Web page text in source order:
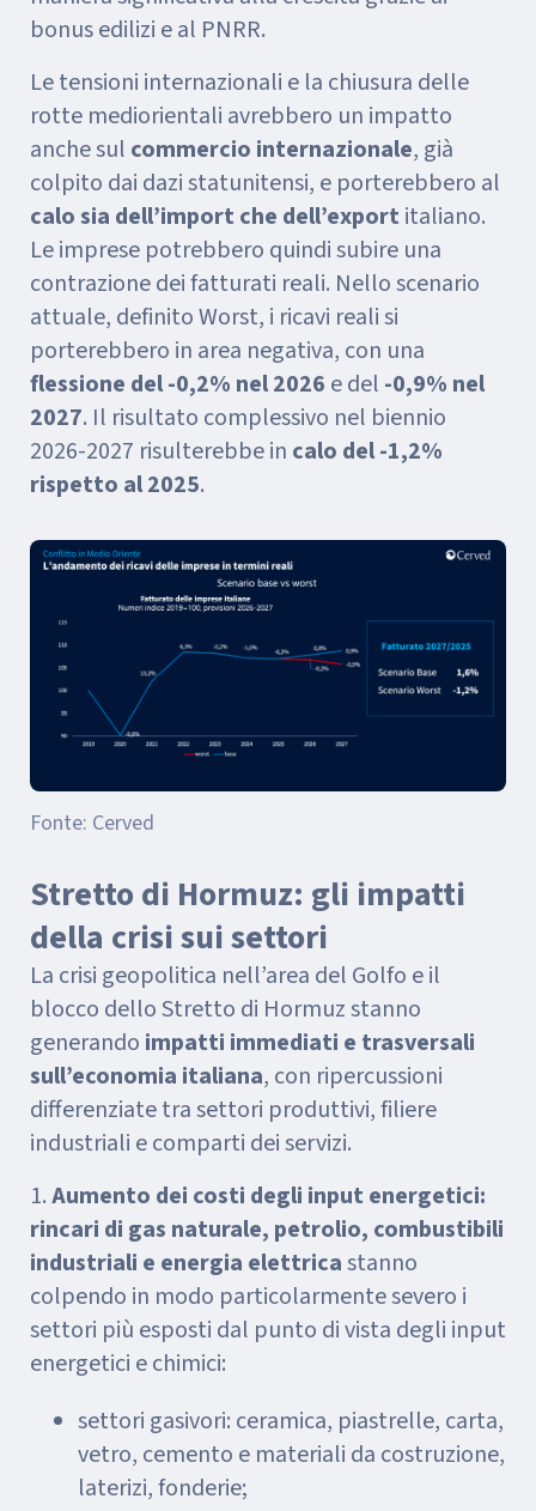
bonus edilizi e al PNRR.
Le tensioni internazionali e la chiusura delle
rotte mediorientali avrebbero un impatto
anche sul commercio internazionale, già
colpito dai dazi statunitensi, e porterebbero al
calo sia dell’import che dell’exportitaliano.
Le imprese potrebbero quindi subire una
contrazione dei fatturati reali. Nello scenario
attuale, definito Worst, i ricavi reali si
porterebbero in area negativa, con una
flessione del -0,2% nel 2026 e del -0,9% nel
2027. Il risultato complessivo nel biennio
2026-2027 risulterebbe in calo del -1,2%
rispetto al 2025.
Fonte: Cerved
Stretto di Hormuz: gli impatti
della crisi sui settori
La crisi geopolitica nell’area del Golfo e il
blocco dello Stretto di Hormuz stanno
generando impatti immediati e trasversali
sull’economia italiana, con ripercussioni
differenziate tra settori produttivi, filiere
industriali e comparti dei servizi.
1.Aumento dei costi degli input energetici:
rincari di gas naturale, petrolio, combustibili
industriali e energia elettricastanno
colpendo in modo particolarmente severo i
settori più esposti dal punto di vista degli input
energetici e chimici:
settori gasivori: ceramica, piastrelle, carta,
vetro, cemento e materiali da costruzione,
laterizi, fonderie;